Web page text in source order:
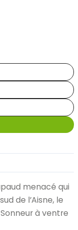
menacé qui
de l’Aisne, le
à ventre